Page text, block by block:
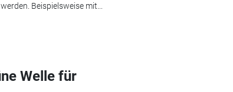
Beispielsweise mit...
Welle für